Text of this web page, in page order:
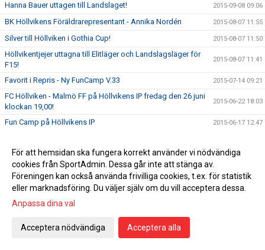
Hanna Bauer uttagen till Landslaget! 2015-09-08 09:06
BK Höllvikens Föräldrarepresentant - Annika Nordén 2015-08-07 11:55
Silver till Höllviken i Gothia Cup! 2015-08-07 11:50
Höllvikentjejer uttagna till Elitläger och Landslagsläger för
F15!
2015-08-07 11:41
Favorit i Repris - Ny FunCamp V.33 2015-07-14 09:21
FC Höllviken - Malmö FF på Höllvikens IP fredag den 26 juni
klockan 19,00!
2015-06-22 18:03
Fun Camp på Höllvikens IP 2015-06-17 12:47
Välkomna på Fotbollensdag! 2015-06-01 08:59
Förköp till Sommarens höjdpunkter på Höllvikens IP! 2015-05-28 11:15
Välkomna på BK Höllvikens FunCamp! 2015-05-18 10:40
BROMMAPOJKARNA VANN ÅRETS HALÖR CUP!
För att hemsidan ska fungera korrekt använder vi nödvändiga
cookies från SportAdmin. Dessa går inte att stänga av.
Föreningen kan också använda frivilliga cookies, t.ex. för statistik
eller marknadsföring. Du väljer själv om du vill acceptera dessa.
Anpassa dina val
Acceptera nödvändiga Acceptera alla